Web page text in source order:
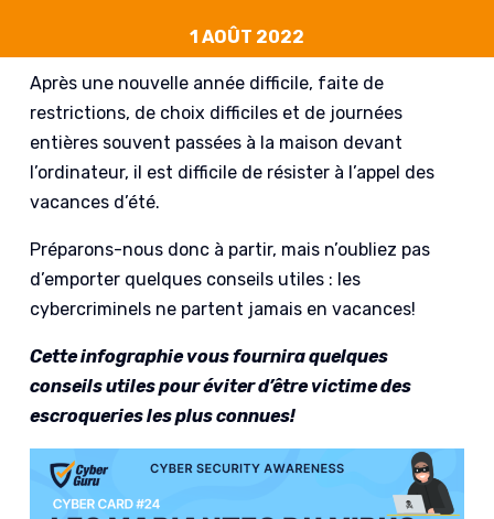
1 AOÛT 2022
Après une nouvelle année difficile, faite de
restrictions, de choix difficiles et de journées
entières souvent passées à la maison devant
l’ordinateur, il est difficile de résister à l’appel des
vacances d’été.
Préparons-nous donc à partir, mais n’oubliez pas
d’emporter quelques conseils utiles : les
cybercriminels ne partent jamais en vacances!
Cette infographie vous fournira quelques
conseils utiles pour éviter d’être victime des
escroqueries les plus connues!